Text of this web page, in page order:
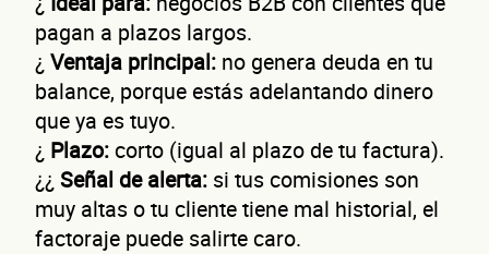
pagan a plazos largos.
¿ Ventaja principal: no genera deuda en tu
balance, porque estás adelantando dinero
que ya es tuyo.
¿ Plazo:corto (igual al plazo de tu factura).
¿¿ Señal de alerta: si tus comisiones son
muy altas o tu cliente tiene mal historial, el
factoraje puede salirte caro.